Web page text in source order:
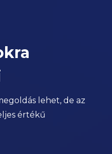
lehet, de az
értékű